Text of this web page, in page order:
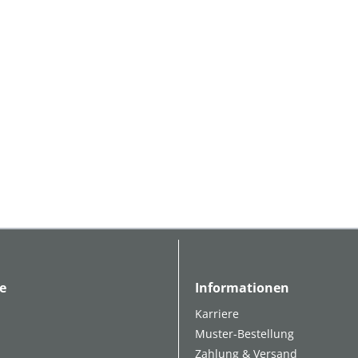
Informationen
Karriere
Muster-Bestellung
Zahlung & Versand